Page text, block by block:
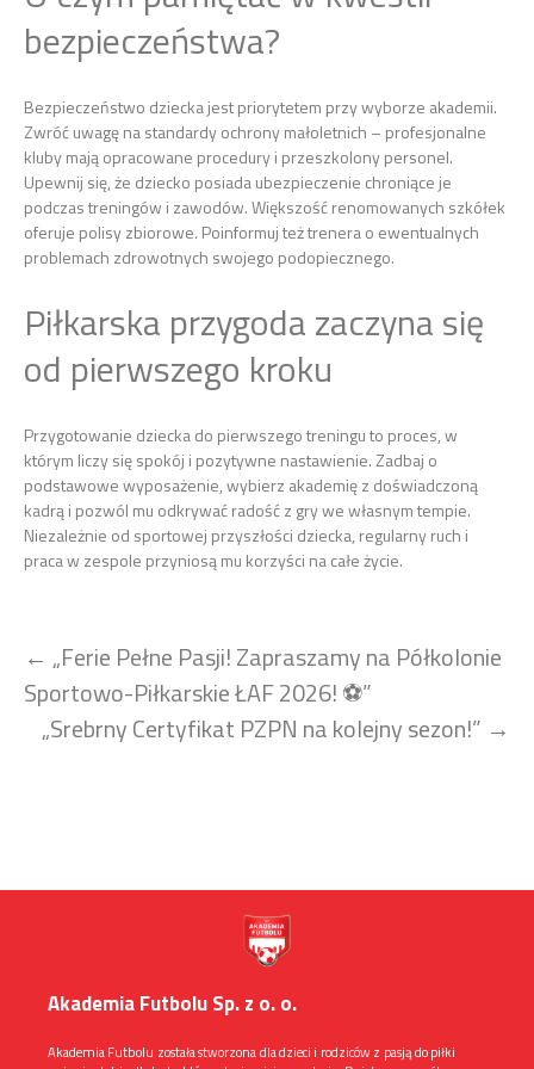
bezpieczeństwa?
Bezpieczeństwo dziecka jest priorytetem przy wyborze akademii.
Zwróć uwagę na standardy ochrony małoletnich – profesjonalne
kluby mają opracowane procedury i przeszkolony personel.
Upewnij się, że dziecko posiada ubezpieczenie chroniące je
podczas treningów i zawodów. Większość renomowanych szkółek
oferuje polisy zbiorowe. Poinformuj też trenera o ewentualnych
problemach zdrowotnych swojego podopiecznego.
Piłkarska przygoda zaczyna się
od pierwszego kroku
Przygotowanie dziecka do pierwszego treningu to proces, w
którym liczy się spokój i pozytywne nastawienie. Zadbaj o
podstawowe wyposażenie, wybierz akademię z doświadczoną
kadrą i pozwól mu odkrywać radość z gry we własnym tempie.
Niezależnie od sportowej przyszłości dziecka, regularny ruch i
praca w zespole przyniosą mu korzyści na całe życie.
Zobacz
wpisy
← „Ferie Pełne Pasji! Zapraszamy na Półkolonie
Sportowo-Piłkarskie ŁAF 2026! ⚽”
„Srebrny Certyfikat PZPN na kolejny sezon!” →
Akademia Futbolu Sp. z o. o.
Akademia Futbolu została stworzona dla dzieci i rodziców z pasją do piłki